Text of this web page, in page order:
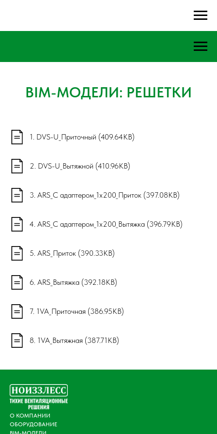
BIM-МОДЕЛИ: РЕШЕТКИ
1. DVS-U_Приточный (409.64KB)
2. DVS-U_Вытяжной (410.96KB)
3. ARS_С адаптером_1х200_Приток (397.08KB)
4. ARS_С адаптером_1х200_Вытяжка (396.79KB)
5. ARS_Приток (390.33KB)
6. ARS_Вытяжка (392.18KB)
7. 1VA_Приточная (386.95KB)
8. 1VA_Вытяжная (387.71KB)
О КОМПАНИИ
ОБОРУДОВАНИЕ